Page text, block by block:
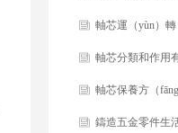
軸芯運（yùn）
注意事項
軸芯分類和作用
軸芯保養方（
（wèi）
鑄造五金零件生